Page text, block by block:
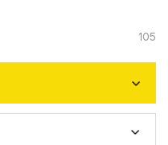
105